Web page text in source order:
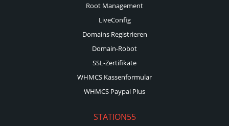
Root Management
LiveConfig
Domains Registrieren
Domain-Robot
SSL-Zertifikate
WHMCS Kassenformular
WHMCS Paypal Plus
STATION55